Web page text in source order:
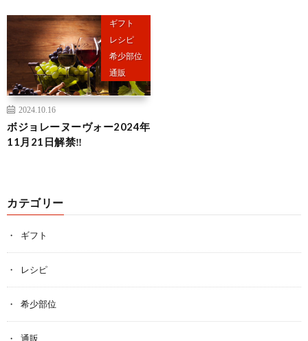
ギフト
レシピ
希少部位
通販
2024.10.16
ボジョレーヌーヴォー2024年
11月21日解禁‼
カテゴリー
ギフト
レシピ
希少部位
通販